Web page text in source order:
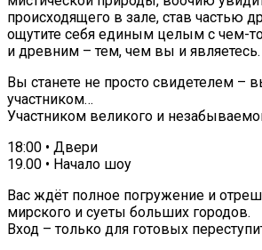
происходящего в зале, став частью
ощутите себя единым целым с чем-
и древним – тем, чем вы и являетесь.
Вы станете не просто свидетелем –
участником…
Участником великого и
18:00 • Двери
19.00 • Начало шоу
Вас ждёт полное погружение и
мирского и суеты больших городов.
Вход – только для готовых